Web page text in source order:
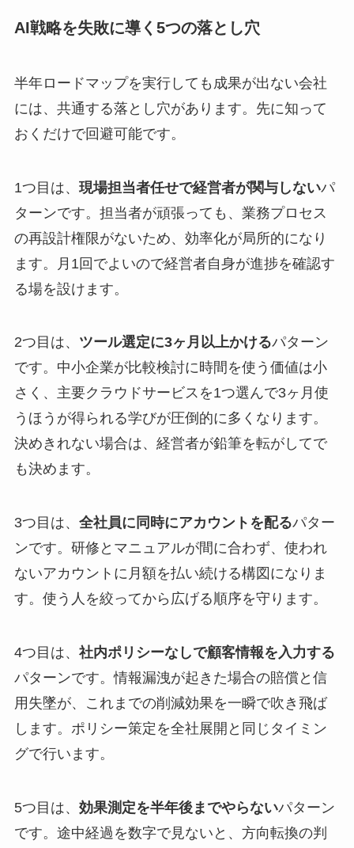
AI戦略を失敗に導く5つの落とし穴
半年ロードマップを実行しても成果が出ない会社
には、共通する落とし穴があります。先に知って
おくだけで回避可能です。
1つ目は、 現場担当者任せで経営者が関与しないパ
ターンです。担当者が頑張っても、業務プロセス
の再設計権限がないため、効率化が局所的になり
ます。月1回でよいので経営者自身が進捗を確認す
る場を設けます。
2つ目は、 ツール選定に3ヶ月以上かけるパターン
です。中小企業が比較検討に時間を使う価値は小
さく、主要クラウドサービスを1つ選んで3ヶ月使
うほうが得られる学びが圧倒的に多くなります。
決めきれない場合は、経営者が鉛筆を転がしてで
も決めます。
3つ目は、 全社員に同時にアカウントを配るパター
ンです。研修とマニュアルが間に合わず、使われ
ないアカウントに月額を払い続ける構図になりま
す。使う人を絞ってから広げる順序を守ります。
4つ目は、 社内ポリシーなしで顧客情報を入力する
パターンです。情報漏洩が起きた場合の賠償と信
用失墜が、これまでの削減効果を一瞬で吹き飛ば
します。ポリシー策定を全社展開と同じタイミン
グで行います。
5つ目は、 効果測定を半年後までやらないパターン
です。途中経過を数字で見ないと、方向転換の判